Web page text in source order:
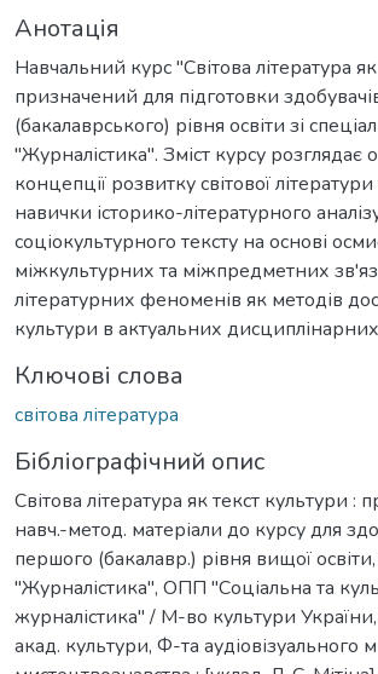
Анотація
Навчальний курс "Світова література
призначений для підготовки
(бакалаврського) рівня освіти зі
"Журналістика". Зміст курсу розглядає
концепції розвитку світової
навички історико-літературного
соціокультурного тексту на основі
міжкультурних та міжпредметних
літературних феноменів як методів
культури в актуальних
Ключові слова
світова література
Бібліографічний опис
Світова література як текст культури :
навч.-метод. матеріали до курсу для
першого (бакалавр.) рівня вищої
"Журналістика", ОПП "Соціальна та
журналістика" / М-во культури
акад. культури, Ф-та аудіовізуального